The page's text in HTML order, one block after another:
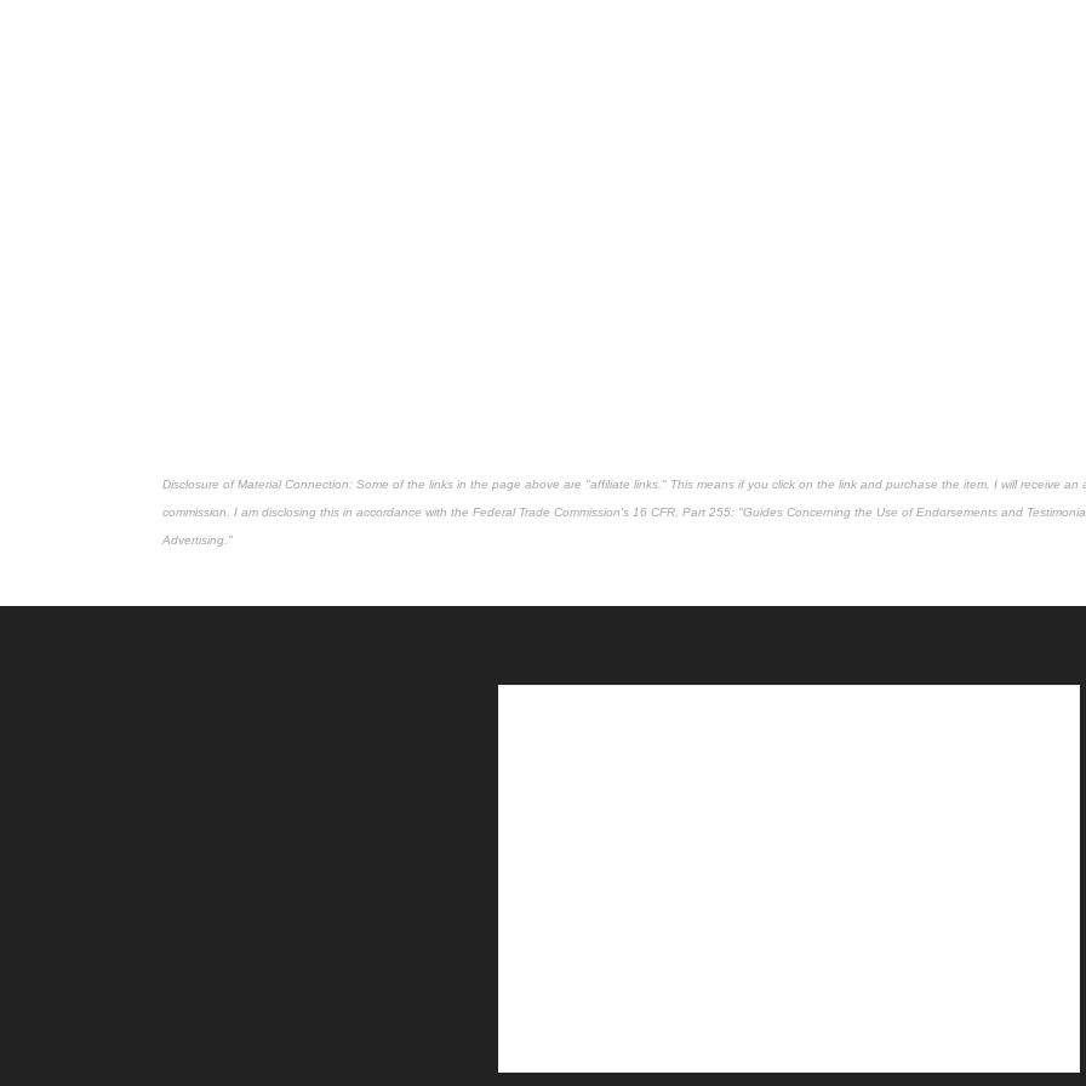
Disclosure of Material Connection: Some of the links in the page above are "affiliate links." This means if you click on the link and purchase the item, I will receive an
commission. I am disclosing this in accordance with the Federal Trade Commission's 16 CFR, Part 255: "Guides Concerning the Use of Endorsements and
Advertising."